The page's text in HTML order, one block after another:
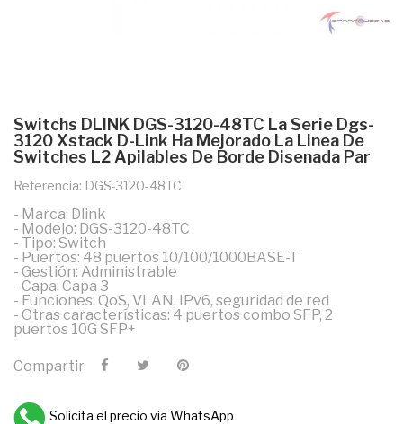
Switchs DLINK DGS-3120-48TC La Serie Dgs-
3120 Xstack D-Link Ha Mejorado La Linea De
Switches L2 Apilables De Borde Disenada Par
Referencia: DGS-3120-48TC
- Marca: Dlink
- Modelo: DGS-3120-48TC
- Tipo: Switch
- Puertos: 48 puertos 10/100/1000BASE-T
- Gestión: Administrable
- Capa: Capa 3
- Funciones: QoS, VLAN, IPv6, seguridad de red
- Otras características: 4 puertos combo SFP, 2
puertos 10G SFP+
Compartir
Solicita el precio via WhatsApp